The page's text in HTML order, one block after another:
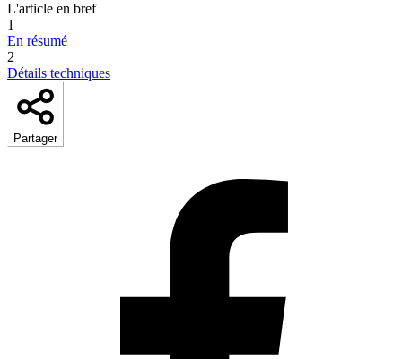
L'article en bref
1
En résumé
2
Détails techniques
Partager